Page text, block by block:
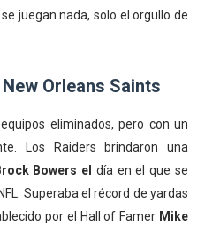
juegan nada, solo el orgullo de
Orleans Saints
eliminados, pero con un
Los Raiders brindaron una
Bowers el día en el que se
Superaba el récord de yardas
por el Hall of Famer Mike